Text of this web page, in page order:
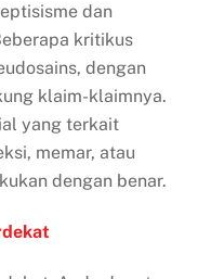
dan
kritikus
dengan
klaim-klaimnya.
yang terkait
memar, atau
dengan benar.